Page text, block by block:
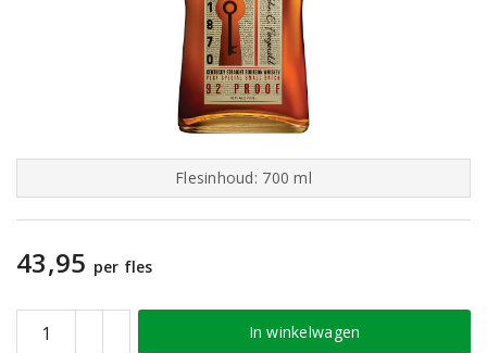
Flesinhoud: 700 ml
43,95 per fles
In winkelwagen